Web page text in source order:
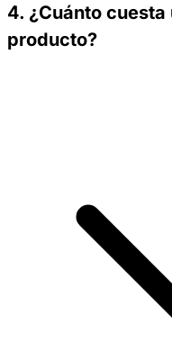
4. ¿Cuánto
producto?